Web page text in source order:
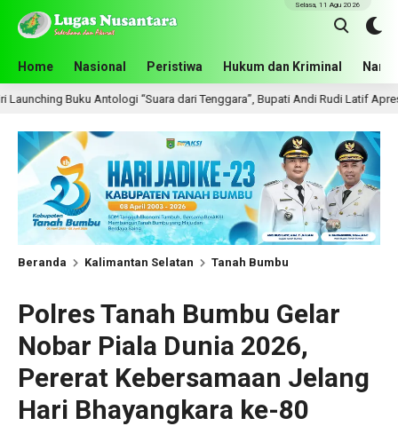
Home Nasional Peristiwa Hukum dan Kriminal
Selasa, 11 Agu 2026
“Suara dari Tenggara”, Bupati Andi Rudi Latif Apresiasi
Beranda Kalimantan Selatan Tanah Bumbu
Polres Tanah Bumbu Gelar
Nobar Piala Dunia 2026,
Pererat Kebersamaan Jelang
Hari Bhayangkara ke-80